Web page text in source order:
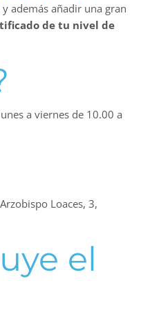
además añadir una gran
de tu nivel de
a viernes de 10.00 a
Loaces, 3,
el